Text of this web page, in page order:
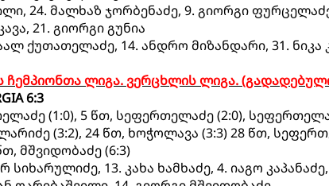
24. მალხაზ ჯორბენაძე, 9. გიორგი
21. გიორგი გუნია
ქუთათელაძე, 14. ანდრო მიზანდარი, 31. ნიკა
ჩემპიონთა ლიგა. ვერცხლის ლიგა.
6:3
(1:0), 5 წთ, სეფერთელაძე (2:0),
(3:2), 24 წთ, ხოჭოლავა (3:3) 28 წთ,
მშვიდობაძე (6:3)
სიხარულიძე, 13. კახა ხამხაძე, 4. იაგო